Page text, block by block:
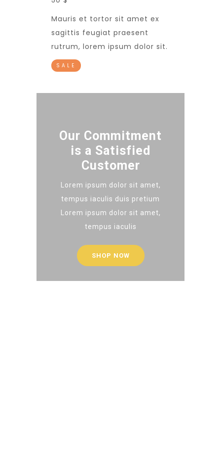
Mauris et tortor sit amet ex
sagittis feugiat praesent
rutrum, lorem ipsum dolor sit.
SALE
Our Commitment
is a Satisfied
Customer
Lorem ipsum dolor sit amet,
tempus iaculis duis pretium​
Lorem ipsum dolor sit amet,
tempus iaculis
SHOP NOW